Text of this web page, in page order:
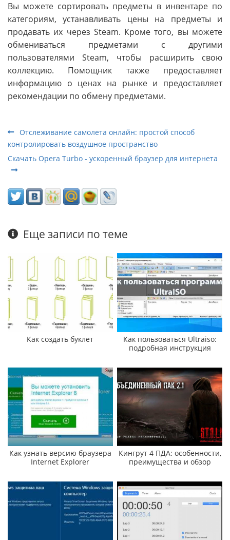
Вы можете сортировать предметы в инвентаре по
категориям, устанавливать цены на предметы и
продавать их через Steam. Кроме того, вы можете
обмениваться предметами с другими
пользователями Steam, чтобы расширить свою
коллекцию. Помощник также предоставляет
информацию о ценах на рынке и предоставляет
рекомендации по обмену предметами.
Отслеживание самолета онлайн: простой способ
контролировать воздушное пространство
Скачать Opera Turbo - ускоренный браузер для интернета
Еще записи по теме
Как создать буклет
Как пользоваться Ultraiso:
подробная инструкция
Как узнать версию браузера
Internet Explorer
Кингрут 4 ПДА: особенности,
преимущества и обзор